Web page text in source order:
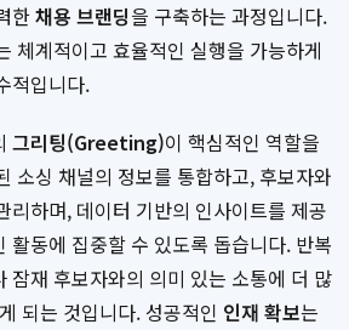
한채용 브랜딩을 구축하는 과정입니다.
체계적이고 효율적인 실행을 가능하게
적입니다.
그리팅(Greeting)이 핵심적인 역할을
소싱 채널의 정보를 통합하고, 후보자와
리하며, 데이터 기반의 인사이트를 제공
활동에 집중할 수 있도록 돕습니다. 반복
잠재 후보자와의 의미 있는 소통에 더 많
되는 것입니다. 성공적인 인재 확보는